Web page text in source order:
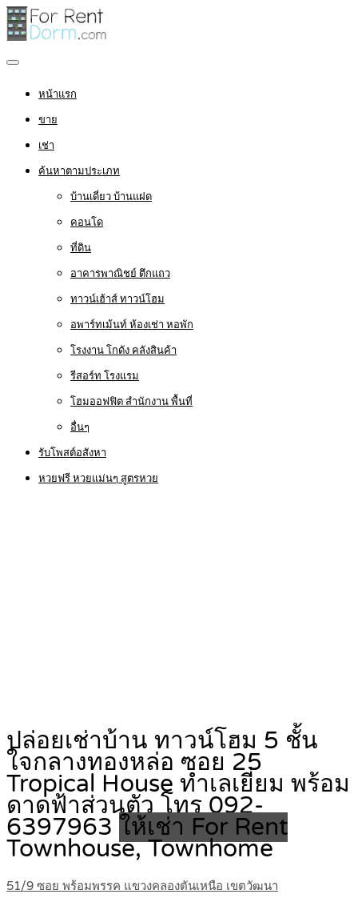
หน้าแรก
ขาย
เช่า
ค้นหาตามประเภท
บ้านเดี่ยว บ้านแฝด
คอนโด
ที่ดิน
อาคารพาณิชย์ ตึกแถว
ทาวน์เฮ้าส์ ทาวน์โฮม
อพาร์ทเม้นท์ ห้องเช่า หอพัก
โรงงาน โกดัง คลังสินค้า
รีสอร์ท โรงแรม
โฮมออฟฟิต สำนักงาน พื้นที่
อื่นๆ
รับโพสต์อสังหา
หวยฟรี หวยแม่นๆ สูตรหวย
ปล่อยเช่าบ้าน ทาวน์โฮม 5 ชั้น
ใจกลางทองหล่อ ซอย 25
Tropical House ทำเลเยี่ยม พร้อม
ดาดฟ้าส่วนตัว โทร 092-
6397963 ให้เช่า For Rent
Townhouse, Townhome
51/9 ซอย พร้อมพรรค แขวงคลองตันเหนือ เขตวัฒนา